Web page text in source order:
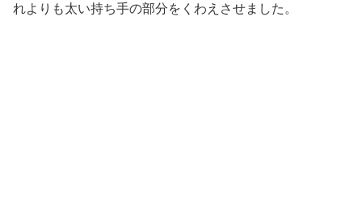
れよりも太い持ち手の部分をくわえさせました。